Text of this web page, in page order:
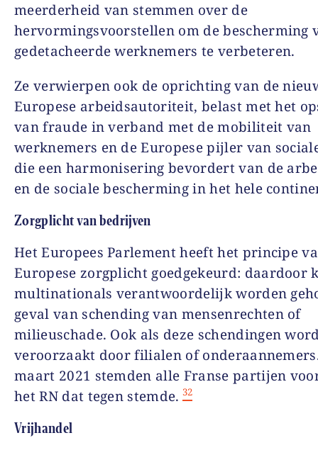
meerderheid van stemmen over de
hervormingsvoorstellen om de bescherming
gedetacheerde werknemers te verbeteren.
Ze verwierpen ook de oprichting van de
Europese arbeidsautoriteit, belast met het
van fraude in verband met de mobiliteit van
werknemers en de Europese pijler van
die een harmonisering bevordert van de
en de sociale bescherming in het hele
Zorgplicht van bedrijven
Het Europees Parlement heeft het principe
Europese zorgplicht goedgekeurd: daardoor
multinationals verantwoordelijk worden
geval van schending van mensenrechten of
milieuschade. Ook als deze schendingen
veroorzaakt door filialen of
maart 2021 stemden alle Franse partijen
het RN dat tegen stemde. 32
Vrijhandel